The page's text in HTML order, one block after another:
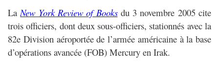
LaNew York Review of Booksdu 3 novembre 2005 cite
trois officiers, dont deux sous-officiers, stationnés avec la
82e Division aéroportée de l’armée américaine à la base
d’opérations avancée (FOB) Mercury en Irak.